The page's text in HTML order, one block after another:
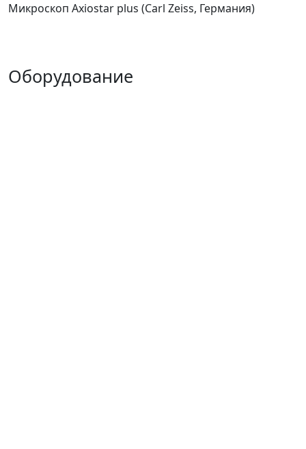
Микроскоп Axiostar plus (Carl Zeiss, Германия)
Оборудование